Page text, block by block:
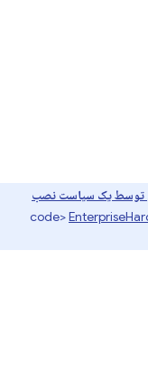
توسط یک سیاست نصب